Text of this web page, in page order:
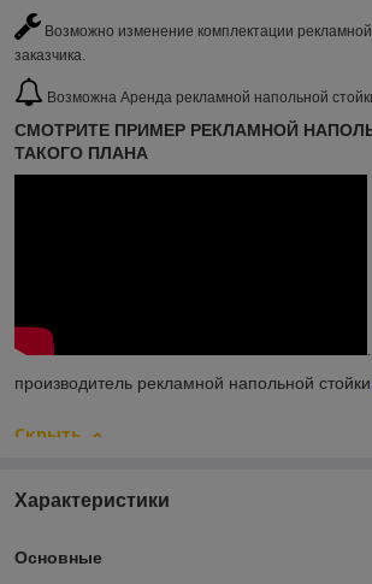
Возможно изменение комплектации
заказчика.
Возможна Аренда рекламной напольной
СМОТРИТЕ ПРИМЕР РЕКЛАМНОЙ
ТАКОГО ПЛАНА
.
производитель рекламной напольной
Скрыть
Характеристики
Основные